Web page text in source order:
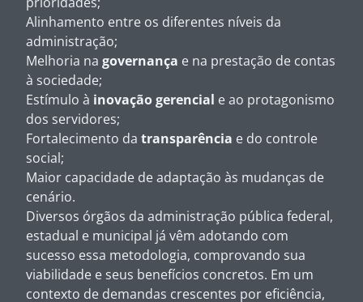
Alinhamento entre os diferentes níveis da
administração;
Melhoria na governança e na prestação de contas
à sociedade;
Estímulo à inovação gerencial e ao protagonismo
dos servidores;
Fortalecimento da transparência e do controle
social;
Maior capacidade de adaptação às mudanças de
cenário.
Diversos órgãos da administração pública federal,
estadual e municipal já vêm adotando com
sucesso essa metodologia, comprovando sua
viabilidade e seus benefícios concretos. Em um
contexto de demandas crescentes por eficiência,